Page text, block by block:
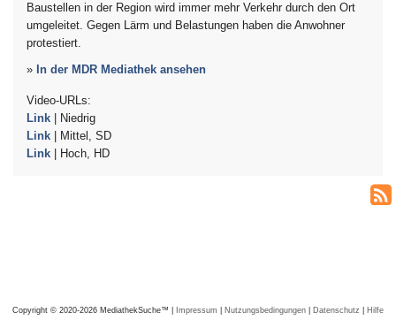
Baustellen in der Region wird immer mehr Verkehr durch den Ort
umgeleitet. Gegen Lärm und Belastungen haben die Anwohner
protestiert.
» In der MDR Mediathek ansehen
Video-URLs:
Link | Niedrig
Link | Mittel, SD
Link | Hoch, HD
Copyright © 2020-2026 MediathekSuche™ | Impressum | Nutzungsbedingungen | Datenschutz | Hilfe